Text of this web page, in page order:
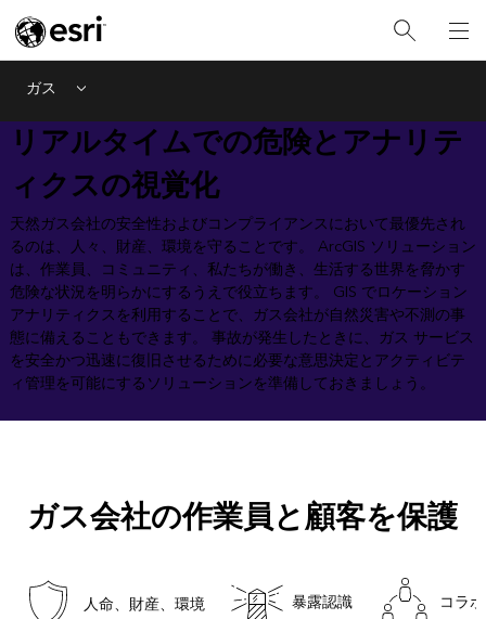
ガス Menu
リアルタイムでの危険とアナリテ
ィクスの視覚化
天然ガス会社の安全性およびコンプライアンスにおいて最優先され
るのは、人々、財産、環境を守ることです。 ArcGIS ソリューション
は、作業員、コミュニティ、私たちが働き、生活する世界を脅かす
危険な状況を明らかにするうえで役立ちます。 GIS でロケーション
アナリティクスを利用することで、ガス会社が自然災害や不測の事
態に備えることもできます。 事故が発生したときに、ガス サービス
を安全かつ迅速に復旧させるために必要な意思決定とアクティビテ
ィ管理を可能にするソリューションを準備しておきましょう。
ガス会社の作業員と顧客を保護
人命、財産、環境 暴露認識 コラ